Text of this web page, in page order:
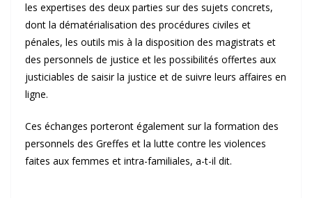
les expertises des deux parties sur des sujets concrets,
dont la dématérialisation des procédures civiles et
pénales, les outils mis à la disposition des magistrats et
des personnels de justice et les possibilités offertes aux
justiciables de saisir la justice et de suivre leurs affaires en
ligne.
Ces échanges porteront également sur la formation des
personnels des Greffes et la lutte contre les violences
faites aux femmes et intra-familiales, a-t-il dit.